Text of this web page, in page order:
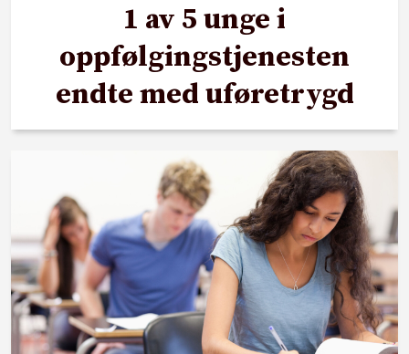
1 av 5 unge i
oppfølgingstjenesten
endte med uføretrygd